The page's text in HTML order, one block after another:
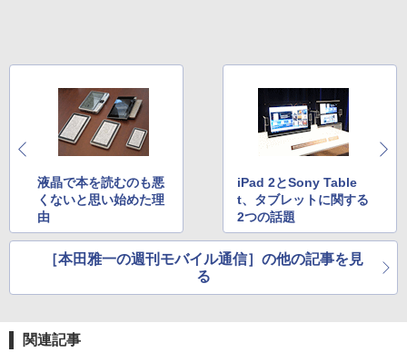
液晶で本を読むのも悪
くないと思い始めた理
由
iPad 2とSony Table
t、タブレットに関する
2つの話題
［本田雅一の週刊モバイル通信］の他の記事を見
る
関連記事